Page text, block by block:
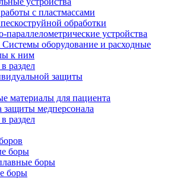
с пластмассами
обработки
параллелометрические устройства
Системы оборудование и расходные
к ним
раздел
защиты
материалы для пациента
защиты медперсонала
раздел
боры
боры
боры